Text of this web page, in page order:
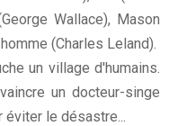
Wallace), Mason
(Charles Leland).
un village d'humains.
un docteur-singe
éviter le désastre...